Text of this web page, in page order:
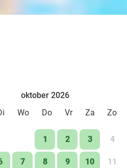
oktober 2026
Wo Do Vr Za Zo
1 2 3 4
7 8 9 10 11